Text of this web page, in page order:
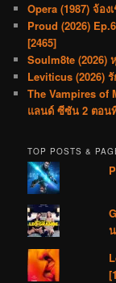
Opera (1987) จ้อง
Proud (2026)
[2465]
Soulm8te (2026)
Leviticus (2026)
The Vampires of
แลนด์ ซีซัน 2 ตอนที่
TOP POSTS &